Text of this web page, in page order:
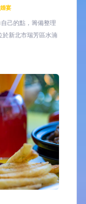
宴
己的點，籌備整理
於新北市瑞芳區水湳